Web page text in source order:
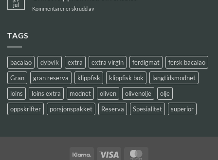
à
jul
Kommentarer er skrudd avfor
TAGS
bacalao dybvik extra extra virgin ferdigmat
fersk bacalao
Gran
gran reserva klippfisk klippfisk bok
langtidsmodnet
loins
loins extra modnet oliven olivenolje
olje
oppskrifter
porsjonspakket Reserva Spesialitet superior
Klarna Visa